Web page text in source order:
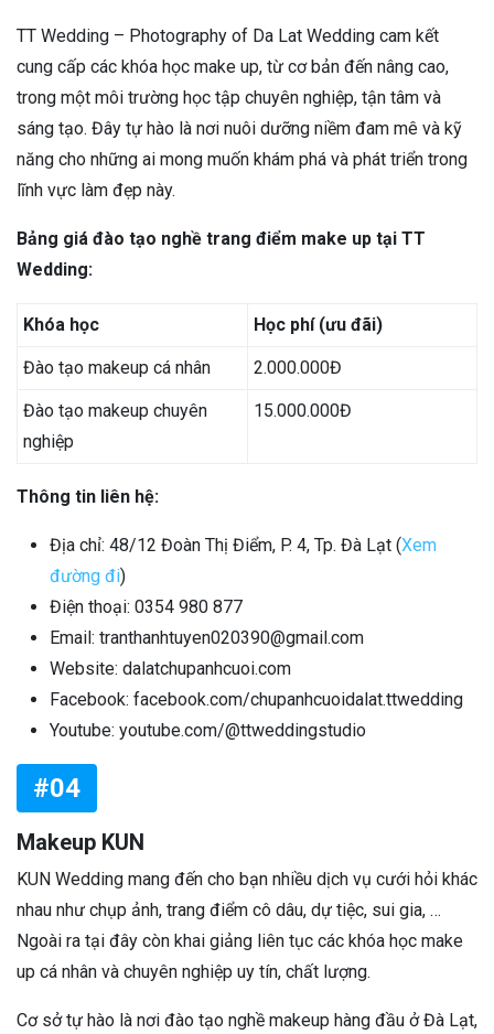
TT Wedding – Photography of Da Lat Wedding cam kết
cung cấp các khóa học make up, từ cơ bản đến nâng cao,
trong một môi trường học tập chuyên nghiệp, tận tâm và
sáng tạo. Đây tự hào là nơi nuôi dưỡng niềm đam mê và kỹ
năng cho những ai mong muốn khám phá và phát triển trong
lĩnh vực làm đẹp này.
Bảng giá đào tạo nghề trang điểm make up tại TT
Wedding:
Khóa học Học phí (ưu đãi)
Đào tạo makeup cá nhân 2.000.000Đ
Đào tạo makeup chuyên
nghiệp
15.000.000Đ
Thông tin liên hệ:
Địa chỉ: 48/12 Đoàn Thị Điểm, P. 4, Tp. Đà Lạt (Xem
đường đi)
Điện thoại: 0354 980 877
Email: tranthanhtuyen020390@gmail.com
Website: dalatchupanhcuoi.com
Facebook: facebook.com/chupanhcuoidalat.ttwedding
Youtube: youtube.com/@ttweddingstudio
#04
Makeup KUN
KUN Wedding mang đến cho bạn nhiều dịch vụ cưới hỏi khác
nhau như chụp ảnh, trang điểm cô dâu, dự tiệc, sui gia, …
Ngoài ra tại đây còn khai giảng liên tục các khóa học make
up cá nhân và chuyên nghiệp uy tín, chất lượng.
Cơ sở tự hào là nơi đào tạo nghề makeup hàng đầu ở Đà Lạt,